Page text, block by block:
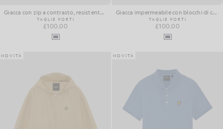
Giacca con zip a contrasto, resistente all'acqua
TAGLIE FORTI
£100.00
Giacca impermeabile con blocchi di colore
TAGLIE FORTI
£100.00
NOVITÀ NOVITÀ